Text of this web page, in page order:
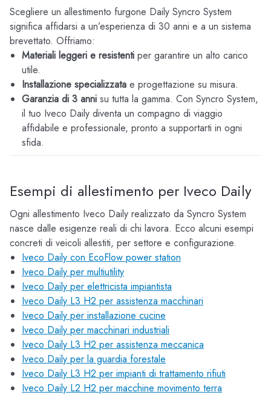
Scegliere un allestimento furgone Daily Syncro System
significa affidarsi a un’esperienza di 30 anni e a un sistema
brevettato. Offriamo:
Materiali leggeri e resistenti per garantire un alto carico
utile.
Installazione specializzata e progettazione su misura.
Garanzia di 3 anni su tutta la gamma. Con Syncro System,
il tuo Iveco Daily diventa un compagno di viaggio
affidabile e professionale, pronto a supportarti in ogni
sfida.
Esempi di allestimento per Iveco Daily
Ogni allestimento Iveco Daily realizzato da Syncro System
nasce dalle esigenze reali di chi lavora. Ecco alcuni esempi
concreti di veicoli allestiti, per settore e configurazione.
Iveco Daily con EcoFlow power station
Iveco Daily per multiutility
Iveco Daily per elettricista impiantista
Iveco Daily L3 H2 per assistenza macchinari
Iveco Daily per installazione cucine
Iveco Daily per macchinari industriali
Iveco Daily L3 H2 per assistenza meccanica
Iveco Daily per la guardia forestale
Iveco Daily L3 H2 per impianti di trattamento rifiuti
Iveco Daily L2 H2 per macchine movimento terra